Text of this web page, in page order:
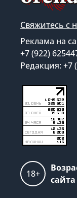
Свяжитесь с
Реклама на
+7 (922)
Редакция: +7
18+
сайта